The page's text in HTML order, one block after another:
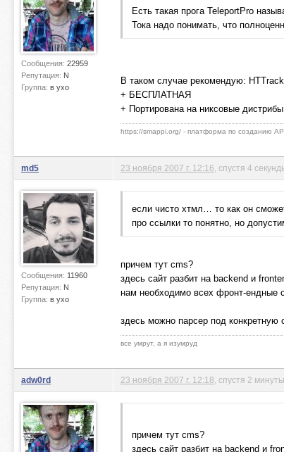
Сообщения: 22959
Репутация: N
Группа: в ухо
Есть такая прога TeleportPro
Тока надо понимать, что
В таком случае рекомендую:
+ БЕСПЛАТНАЯ
+ Портирована на никсовые
https://smappi.org/ - платформа по созданию
md5
Сообщения: 11960
Репутация: N
Группа: в ухо
23 ноября 2007 г. 12:16 , спустя 4
если чисто хтмл… то как он
про ссылки то понятно, но
причем тут cms?
здесь сайт разбит на backend и
нам необходимо всех фронт-ендные
здесь можно парсер под конкретную
все умрут, а я изумруд
adw0rd 23 ноября 2007 г. 12:18 , спустя 2
причем тут cms?
здесь сайт разбит на backend и